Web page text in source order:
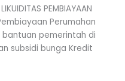
PEMBIAYAAN
Perumahan
bantuan pemerintah di
subsidi bunga Kredit